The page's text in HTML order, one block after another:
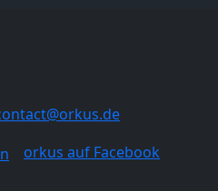
orkus auf Facebook